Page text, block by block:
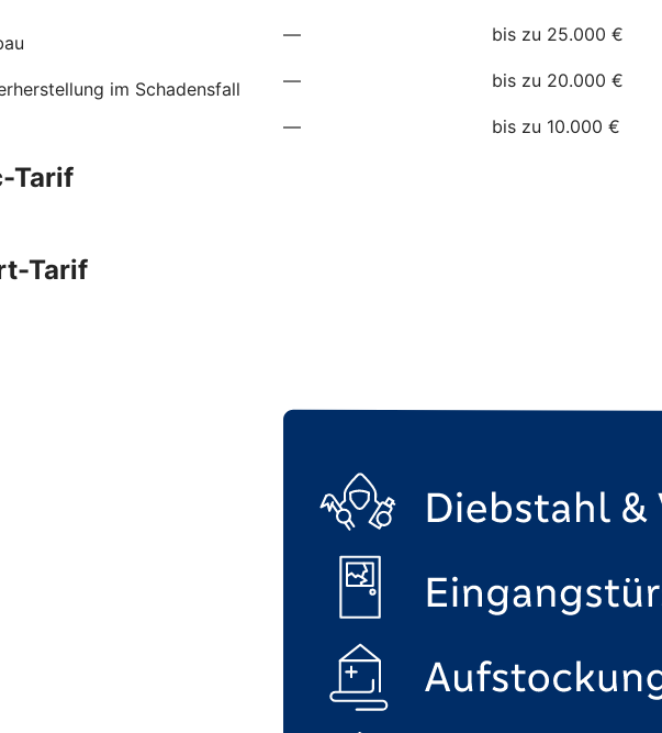
— bis zu 25.000 €
im Schadensfall — bis zu 20.000 €
— bis zu 10.000 €
Tarif
Tarif